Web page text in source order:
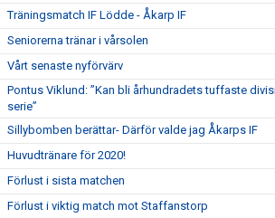
Träningsmatch IF Lödde - Åkarp IF
Seniorerna tränar i vårsolen
Vårt senaste nyförvärv
Pontus Viklund: ”Kan bli århundradets tuffaste
serie”
Sillybomben berättar- Därför valde jag Åkarps IF
Huvudtränare för 2020!
Förlust i sista matchen
Förlust i viktig match mot Staffanstorp